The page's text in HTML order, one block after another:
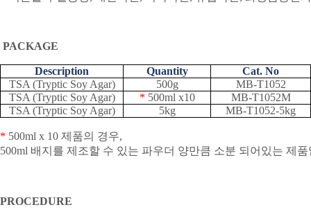
PACKAGE
Description Quantity
Cat. No
TSA (Tryptic Soy Agar)
500g
MB-T1052
TSA (Tryptic Soy Agar)
* 500ml x10
MB-T1052M
TSA (Tryptic Soy Agar)
5kg MB-T1052-5kg
* 500ml x 10 제품의 경우,
500ml 배지를 제조할 수 있는 파우더 양만큼 소분 되어있는 제품
PROCEDURE